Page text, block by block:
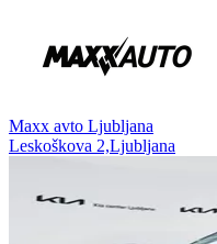
⁠Maxx avto Ljubljana
Leskoškova 2,Ljubljana